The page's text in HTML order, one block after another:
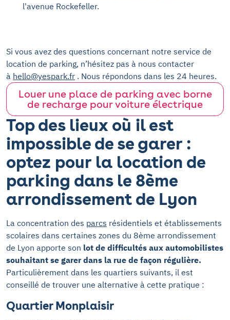
l'avenue Rockefeller.
Si vous avez des questions concernant notre service de
location de parking, n’hésitez pas à nous contacter
à hello@yespark.fr . Nous répondons dans les 24 heures.
Louer une place de parking avec borne
de recharge pour voiture électrique
Top des lieux où il est
impossible de se garer :
optez pour la location de
parking dans le 8ème
arrondissement de Lyon
La concentration des parcs résidentiels et établissements
scolaires dans certaines zones du 8ème arrondissement
de Lyon apporte son lot de difficultés aux automobilistes
souhaitant se garer dans la rue de façon régulière.
Particulièrement dans les quartiers suivants, il est
conseillé de trouver une alternative à cette pratique :
Quartier Monplaisir